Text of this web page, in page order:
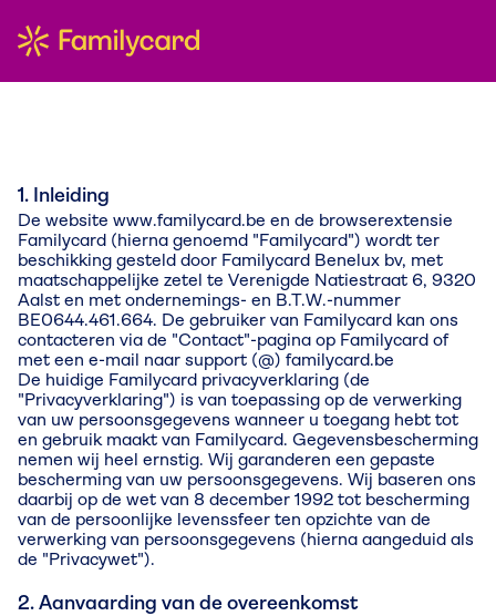
1. Inleiding
De website www.familycard.be en de browserextensie
Familycard (hierna genoemd "Familycard") wordt ter
beschikking gesteld door Familycard Benelux bv, met
maatschappelijke zetel te Verenigde Natiestraat 6, 9320
Aalst en met ondernemings- en B.T.W.-nummer
BE0644.461.664. De gebruiker van Familycard kan ons
contacteren via de "Contact"-pagina op Familycard of
met een e-mail naar support (@) familycard.be
De huidige Familycard privacyverklaring (de
"Privacyverklaring") is van toepassing op de verwerking
van uw persoonsgegevens wanneer u toegang hebt tot
en gebruik maakt van Familycard. Gegevensbescherming
nemen wij heel ernstig. Wij garanderen een gepaste
bescherming van uw persoonsgegevens. Wij baseren ons
daarbij op de wet van 8 december 1992 tot bescherming
van de persoonlijke levenssfeer ten opzichte van de
verwerking van persoonsgegevens (hierna aangeduid als
de "Privacywet").
2. Aanvaarding van de overeenkomst